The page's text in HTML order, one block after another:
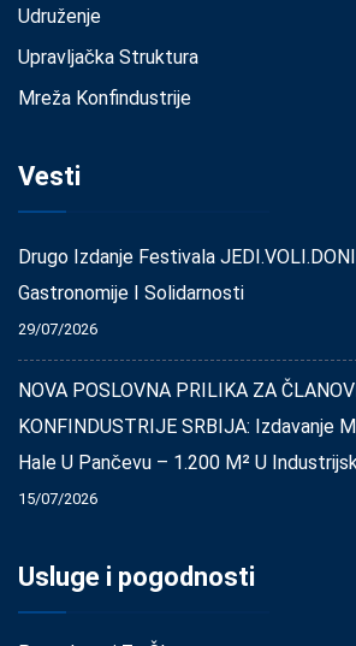
Udruženje
Upravljačka Struktura
Mreža Konfindustrije
Vesti
Drugo Izdanje Festivala
Gastronomije I Solidarnosti
29/07/2026
NOVA POSLOVNA PRILIKA ZA
KONFINDUSTRIJE SRBIJA: Izdavanje
Hale U Pančevu – 1.200 M² U
15/07/2026
Usluge i pogodnosti